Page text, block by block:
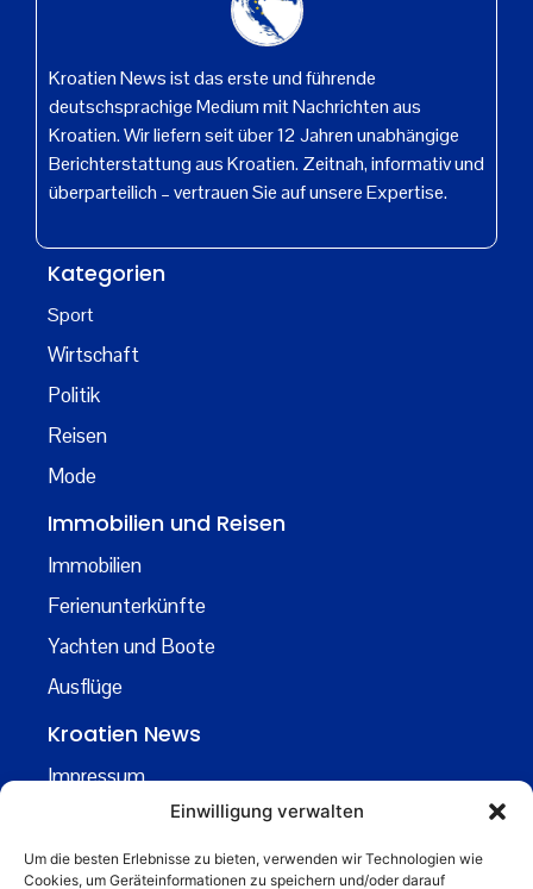
Einwilligung verwalten
Um die besten Erlebnisse zu bieten, verwenden wir Technologien wie
Cookies, um Geräteinformationen zu speichern und/oder darauf
Kroatien News ist das erste und führende
deutschsprachige Medium mit Nachrichten aus
Kroatien. Wir liefern seit über 12 Jahren unabhängige
Berichterstattung aus Kroatien. Zeitnah, informativ und
überparteilich – vertrauen Sie auf unsere Expertise.
Kategorien
Sport
Wirtschaft
Politik
Reisen
Mode
Immobilien und Reisen
Immobilien
Ferienunterkünfte
Yachten und Boote
Ausflüge
Kroatien News
Impressum
Kontakt